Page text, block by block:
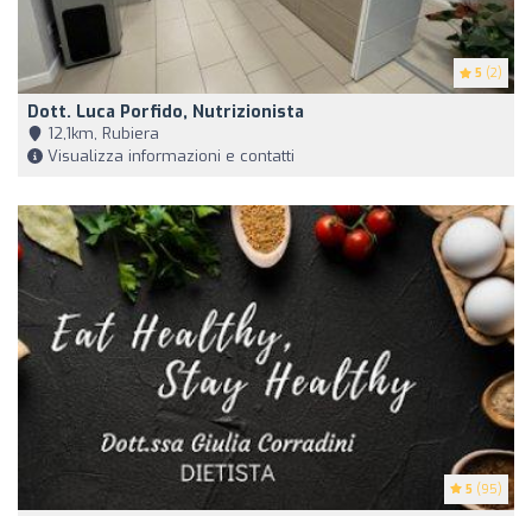
5 (2)
Dott. Luca Porfido, Nutrizionista
12,1km, Rubiera
Visualizza informazioni e contatti
5 (95)